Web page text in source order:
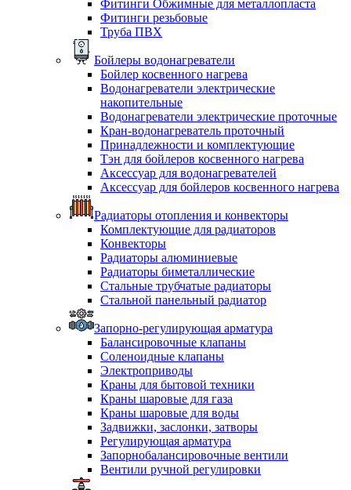
Фитинги Обжимные для металлопласта
Фитинги резьбовые
Труба ПВХ
Бойлеры водонагреватели
Бойлер косвенного нагрева
Водонагреватели электрические
накопительные
Водонагреватели электрические проточные
Кран-водонагреватель проточный
Принадлежности и комплектующие
Тэн для бойлеров косвенного нагрева
Аксессуар для водонагревателей
Аксессуар для бойлеров косвенного нагрева
Радиаторы отопления и конвекторы
Комплектующие для радиаторов
Конвекторы
Радиаторы алюминиевые
Радиаторы биметаллические
Стальные трубчатые радиаторы
Стальной панельный радиатор
Запорно-регулирующая арматура
Балансировочные клапаны
Соленоидные клапаны
Электроприводы
Краны для бытовой техники
Краны шаровые для газа
Краны шаровые для воды
Задвижки, заслонки, затворы
Регулирующая арматура
Запорнобалансировочные вентили
Вентили ручной регулировки